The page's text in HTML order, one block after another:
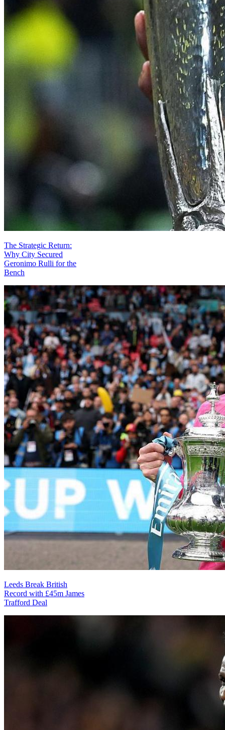
The Strategic Return:
Why City Secured
Geronimo Rulli for the
Bench
Leeds Break British
Record with £45m James
Trafford Deal